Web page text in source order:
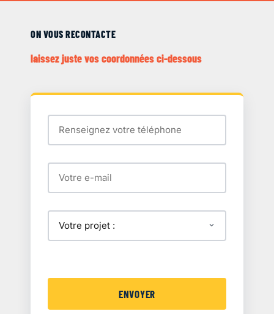
ON VOUS RECONTACTE
laissez juste vos coordonnées ci-dessous